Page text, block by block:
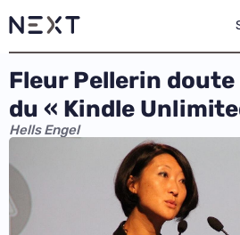
Fleur Pellerin
du « Kindle
Hells Engel